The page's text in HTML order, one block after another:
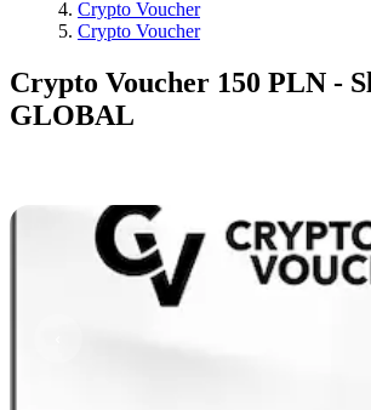
Crypto Voucher
Crypto Voucher
Crypto Voucher 150 PLN -
GLOBAL